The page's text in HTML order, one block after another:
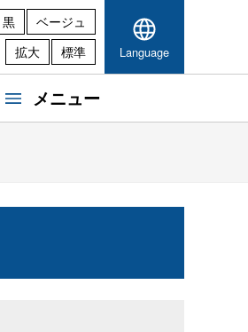
黒
ベージュ
拡大 標準 Language
メニュー